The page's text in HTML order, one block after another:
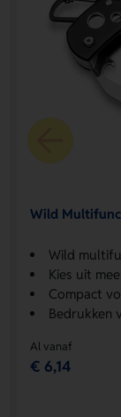
Wild
Wild
Kies uit
Compact
Bedrukken
Al vanaf
€ 6,14